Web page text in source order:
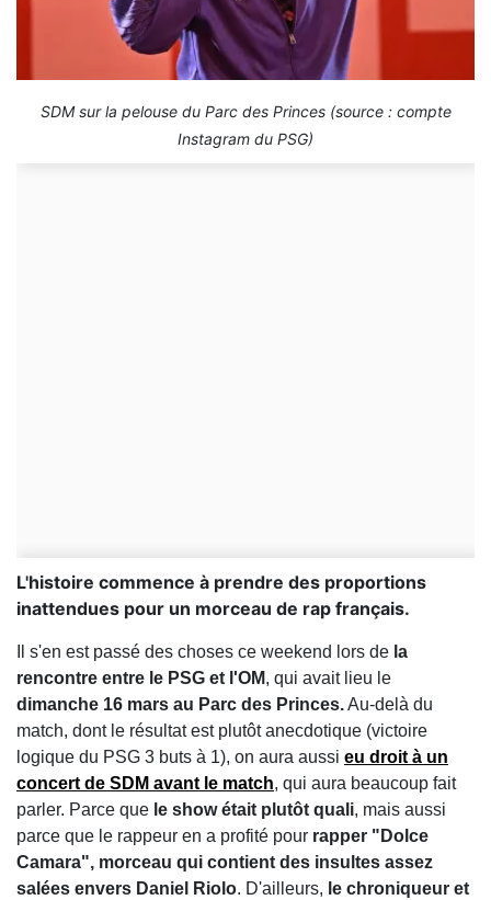
SDM sur la pelouse du Parc des Princes (source : compte
Instagram du PSG)
L'histoire commence à prendre des proportions
inattendues pour un morceau de rap français.
Il s'en est passé des choses ce weekend lors de la
rencontre entre le PSG et l'OM, qui avait lieu le
dimanche 16 mars au Parc des Princes.Au-delà du
match, dont le résultat est plutôt anecdotique (victoire
logique du PSG 3 buts à 1), on aura aussi eu droit à un
concert de SDM avant le match, qui aura beaucoup fait
parler. Parce que le show était plutôt quali, mais aussi
parce que le rappeur en a profité pour rapper "Dolce
Camara", morceau qui contient des insultes assez
salées envers Daniel Riolo. D'ailleurs, le chroniqueur et